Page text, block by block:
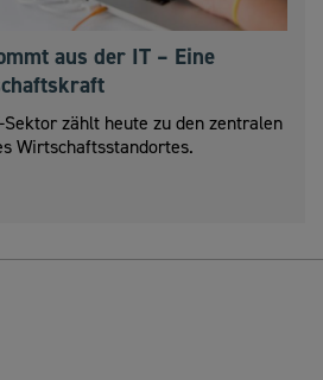
aus der IT – Eine
zählt heute zu den zentralen
Wirtschaftsstandortes.